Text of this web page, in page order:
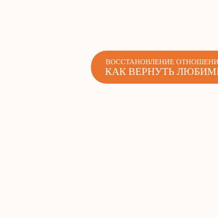
ВОССТАНОВЛЕНИЕ
КАК ВЕРНУТЬ